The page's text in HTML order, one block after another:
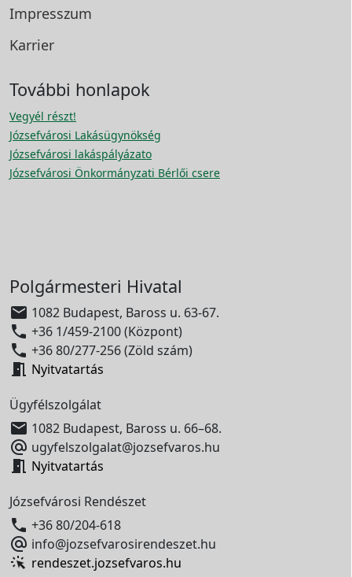
Impresszum
Karrier
További honlapok
Vegyél részt!
Józsefvárosi Lakásügynökség
Józsefvárosi lakáspályázato
Józsefvárosi Önkormányzati Bérlői csere
Polgármesteri Hivatal
 1082 Budapest, Baross u. 63-67.
 +36 1/459-2100 (Központ)
 +36 80/277-256 (Zöld szám)
 Nyitvatartás
Ügyfélszolgálat
 1082 Budapest, Baross u. 66–68.
 ugyfelszolgalat@jozsefvaros.hu
 Nyitvatartás
Józsefvárosi Rendészet
 +36 80/204-618
 info@jozsefvarosirendeszet.hu
rendeszet.jozsefvaros.hu